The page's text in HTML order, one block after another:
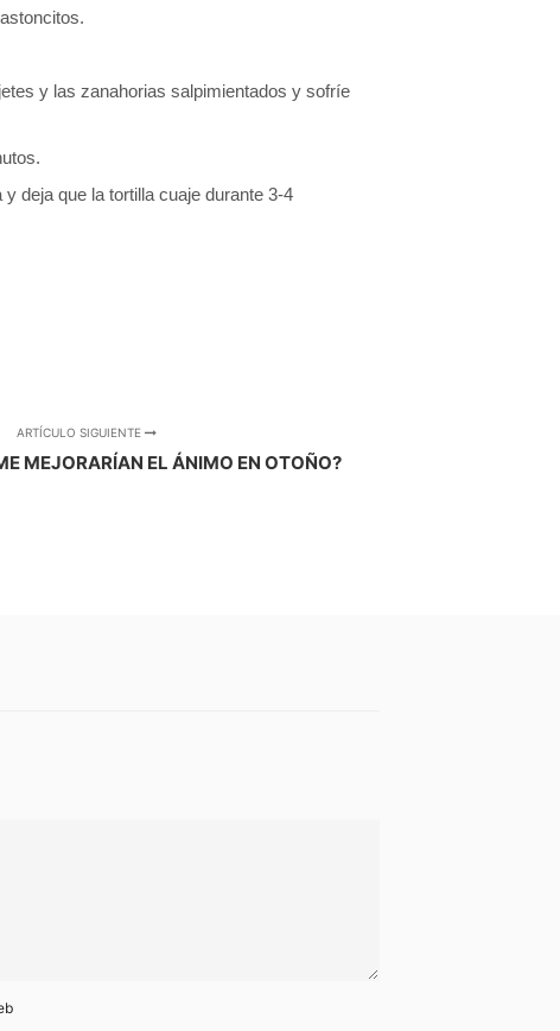
y las zanahorias salpimientados y sofríe
deja que la tortilla cuaje durante 3-4
ARTÍCULO SIGUIENTE
MEJORARÍAN EL ÁNIMO EN OTOÑO?